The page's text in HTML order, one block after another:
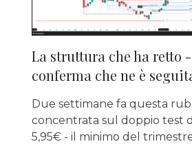
La struttura che ha retto
conferma che ne è
Due settimane fa questa
concentrata sul doppio test
5,95€ - il minimo del